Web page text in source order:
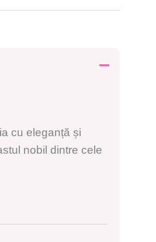
cu eleganță și
nobil dintre cele